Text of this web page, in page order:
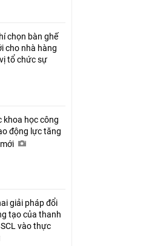
chọn bàn ghế
cho nhà hàng
tổ chức sự
khoa học công
động lực tăng
giải pháp đổi
tạo của thanh
vào thực